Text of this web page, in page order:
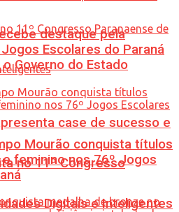
case de sucesso e
no 11º Congresso
Digitais e Inteligentes
destaque pela
Escolares do Paraná
Governo do Estado
Mourão conquista títulos
feminino nos 76º Jogos